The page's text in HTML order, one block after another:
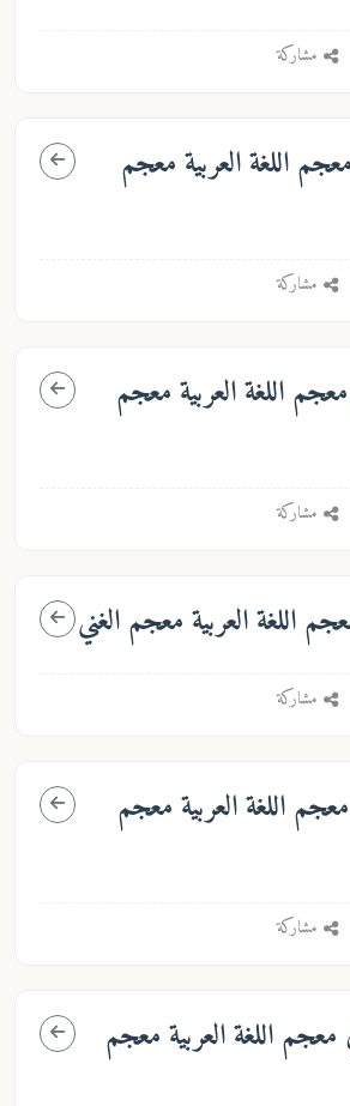
مشاركة
اللغة العربية معجم
مشاركة
اللغة العربية معجم
مشاركة
اللغة العربية معجم الغني
مشاركة
اللغة العربية معجم
مشاركة
اللغة العربية معجم